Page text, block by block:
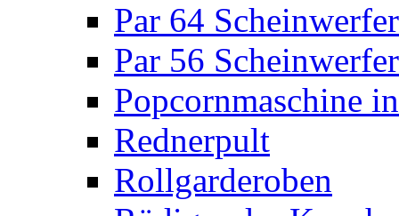
Par 64 Scheinwerfer
Par 56 Scheinwerfer
Popcornmaschine
Rednerpult
Rollgarderoben